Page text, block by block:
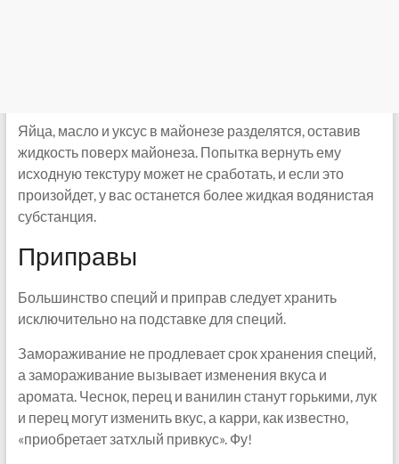
Яйца, масло и уксус в майонезе разделятся, оставив
жидкость поверх майонеза. Попытка вернуть ему
исходную текстуру может не сработать, и если это
произойдет, у вас останется более жидкая водянистая
субстанция.
Приправы
Большинство специй и приправ следует хранить
исключительно на подставке для специй.
Замораживание не продлевает срок хранения специй,
а замораживание вызывает изменения вкуса и
аромата. Чеснок, перец и ванилин станут горькими, лук
и перец могут изменить вкус, а карри, как известно,
«приобретает затхлый привкус». Фу!